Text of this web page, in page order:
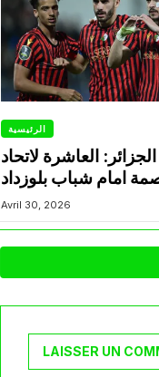
الرئيسية
العاشرة لاتحاد
امام شباب بلوزداد
Avril 30, 2026
LAISSER UN